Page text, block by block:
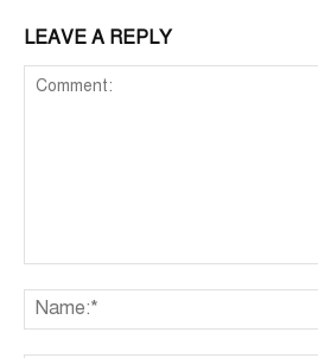
LEAVE A REPLY